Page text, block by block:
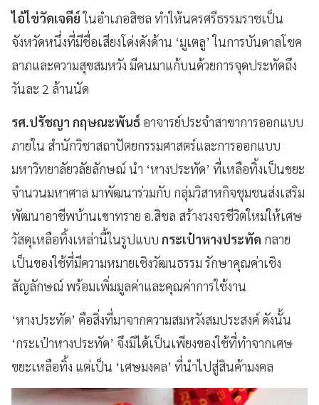
ไอ้ไข่วัดเจดีย์ในอำเภอสิชล ทำให้นครศรีธรรมราชเป็น
จังหวัดหนึ่งที่มีชื่อเสียงโด่งดังด้าน ‘มูเตลู’ ในการบันดาลโชค
ลาภและความสุขสมหวัง มีคนมาแก้บนด้วยการจุดประทัดถึง
วันละ 2 ล้านนัด
รศ.ปรัชญา กฤษณะพันธ์ อาจารย์ประจำสาขาการออกแบบ
ภายใน สำนักวิชาสถาปัตยกรรมศาสตร์และการออกแบบ
มหาวิทยาลัยวลัยลักษณ์ นำ ‘หางประทัด’ ที่เหลือทิ้งเป็นขยะ
จำนวนมหาศาล มาพัฒนาร่วมกับ กลุ่มวิสาหกิจชุมชนส่งเสริม
พัฒนาอาชีพบ้านเขาทราย อ.สิชล สร้างวงจรชีวิตใหม่ให้เศษ
วัสดุเหลือทิ้งเหล่านี้ในรูปแบบ กระเป๋าหางประทัด กลาย
เป็นของใช้ที่มีความหมายเชิงวัฒนธรรม รักษาคุณค่าเชิง
สัญลักษณ์ พร้อมเพิ่มมูลค่าและคุณค่าการใช้งาน
‘หางประทัด’ คือสิ่งที่มาจากความสมหวังสมประสงค์ ดังนั้น
‘กระเป๋าหางประทัด’ จึงมิได้เป็นเพียงของใช้ที่ทำจากเศษ
ขยะเหลือทิ้ง แต่เป็น ‘เศษมงคล’ ที่นำไปสู่สินค้ามงคล